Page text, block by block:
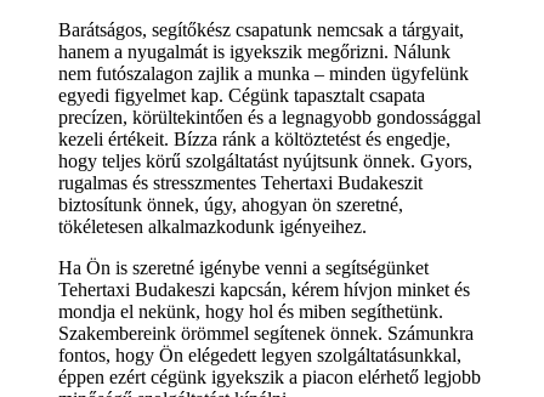
Barátságos, segítőkész csapatunk nemcsak a tárgyait,
hanem a nyugalmát is igyekszik megőrizni. Nálunk
nem futószalagon zajlik a munka – minden ügyfelünk
egyedi figyelmet kap. Cégünk tapasztalt csapata
precízen, körültekintően és a legnagyobb gondossággal
kezeli értékeit. Bízza ránk a költöztetést és engedje,
hogy teljes körű szolgáltatást nyújtsunk önnek. Gyors,
rugalmas és stresszmentes Tehertaxi Budakeszit
biztosítunk önnek, úgy, ahogyan ön szeretné,
tökéletesen alkalmazkodunk igényeihez.
Ha Ön is szeretné igénybe venni a segítségünket
Tehertaxi Budakeszi kapcsán, kérem hívjon minket és
mondja el nekünk, hogy hol és miben segíthetünk.
Szakembereink örömmel segítenek önnek. Számunkra
fontos, hogy Ön elégedett legyen szolgáltatásunkkal,
éppen ezért cégünk igyekszik a piacon elérhető legjobb